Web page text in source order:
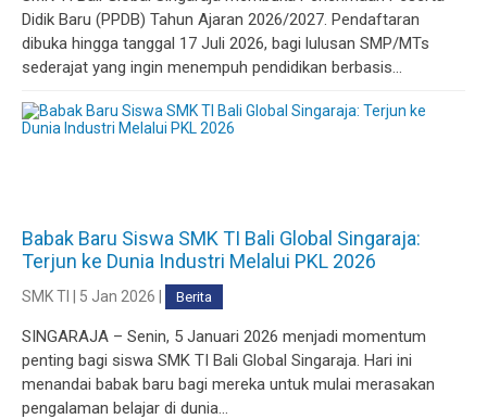
Didik Baru (PPDB) Tahun Ajaran 2026/2027. Pendaftaran
dibuka hingga tanggal 17 Juli 2026, bagi lulusan SMP/MTs
sederajat yang ingin menempuh pendidikan berbasis...
Babak Baru Siswa SMK TI Bali Global Singaraja:
Terjun ke Dunia Industri Melalui PKL 2026
SMK TI | 5 Jan 2026 | Berita
SINGARAJA – Senin, 5 Januari 2026 menjadi momentum
penting bagi siswa SMK TI Bali Global Singaraja. Hari ini
menandai babak baru bagi mereka untuk mulai merasakan
pengalaman belajar di dunia...